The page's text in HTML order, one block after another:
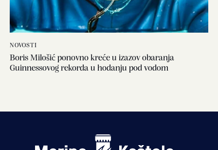
NOVOSTI
Boris Milošić ponovno kreće u izazov obaranja
Guinnessovog rekorda u hodanju pod vodom